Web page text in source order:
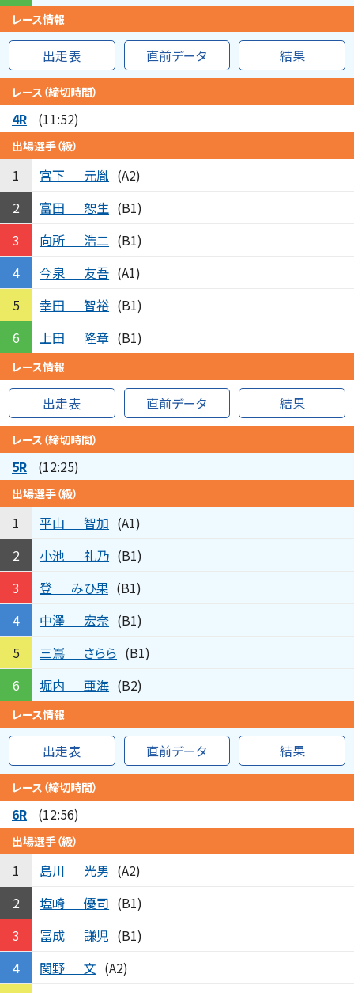
レース情報
出走表 直前データ 結果
レース（締切時間）
4R (11:52)
出場選手（級）
1 宮下 元胤 (A2)
2
富田 恕生 (B1)
3
向所 浩二 (B1)
4
今泉 友吾 (A1)
5
幸田 智裕 (B1)
6
上田 隆章 (B1)
レース情報
出走表 直前データ 結果
レース（締切時間）
5R (12:25)
出場選手（級）
1 平山 智加 (A1)
2
小池 礼乃 (B1)
3
登 みひ果 (B1)
4
中澤 宏奈 (B1)
5
三嶌 さらら (B1)
6
堀内 亜海 (B2)
レース情報
出走表 直前データ 結果
レース（締切時間）
6R (12:56)
出場選手（級）
1 島川 光男 (A2)
2
塩崎 優司 (B1)
3
冨成 謙児 (B1)
4
関野 文 (A2)